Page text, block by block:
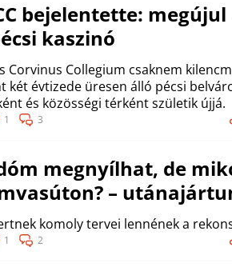
bejelentette:
kaszinó
Corvinus Collegium csaknem
két évtizede üresen álló pécsi
és közösségi térként születik újjá.
1 3
megnyílhat, de
–
komoly tervei lennének a
1 2